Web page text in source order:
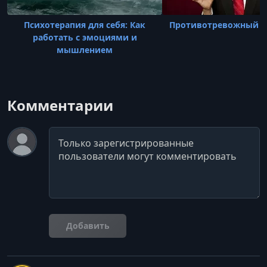
Психотерапия для себя: Как
работать с эмоциями и
мышлением
Противотревожный
Комментарии
Комментарий
Добавить